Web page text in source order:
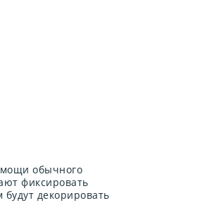
обычного
фиксировать
декорировать